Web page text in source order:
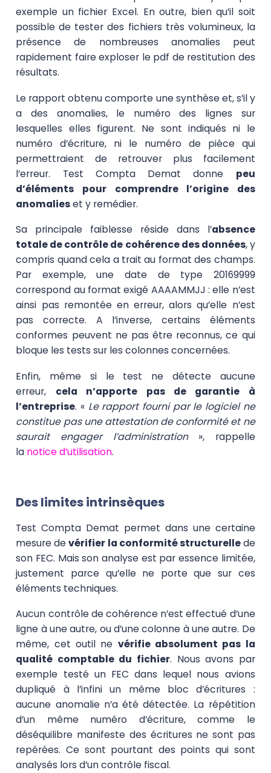
exemple un fichier Excel. En outre, bien qu’il soit
possible de tester des fichiers très volumineux, la
présence de nombreuses anomalies peut
rapidement faire exploser le pdf de restitution des
résultats.
Le rapport obtenu comporte une synthèse et, s’il y
a des anomalies, le numéro des lignes sur
lesquelles elles figurent. Ne sont indiqués ni le
numéro d’écriture, ni le numéro de pièce qui
permettraient de retrouver plus facilement
l’erreur. Test Compta Demat donne
peu
d’éléments pour comprendre l’origine des
anomalieset y remédier.
Sa principale faiblesse réside dans l’absence
totale de contrôle de cohérence des données, y
compris quand cela a trait au format des champs.
Par exemple, une date de type 20169999
correspond au format exigé AAAAMMJJ : elle n’est
ainsi pas remontée en erreur, alors qu’elle n’est
pas correcte. A l’inverse, certains éléments
conformes peuvent ne pas être reconnus, ce qui
bloque les tests sur les colonnes concernées.
Enfin, même si le test ne détecte aucune
erreur,
cela n’apporte pas de garantie à
l’entreprise. « Le rapport fourni par le logiciel ne
constitue pas une attestation de conformité et ne
saurait engager l’administration
», rappelle
la notice d’utilisation.
Des limites intrinsèques
Test Compta Demat permet dans une certaine
mesure devérifier la conformité structurellede
son FEC. Mais son analyse est par essence limitée,
justement parce qu’elle ne porte que sur ces
éléments techniques.
Aucun contrôle de cohérence n’est effectué d’une
ligne à une autre, ou d’une colonne à une autre. De
même, cet outil ne vérifie absolument pas la
qualité comptable du fichier. Nous avons par
exemple testé un FEC dans lequel nous avions
dupliqué à l’infini un même bloc d’écritures :
aucune anomalie n’a été détectée. La répétition
d’un même numéro d’écriture, comme le
déséquilibre manifeste des écritures ne sont pas
repérées. Ce sont pourtant des points qui sont
analysés lors d’un contrôle fiscal.